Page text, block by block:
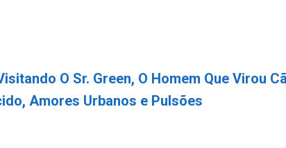
O Sr. Green, O Homem Que Virou
Amores Urbanos e Pulsões